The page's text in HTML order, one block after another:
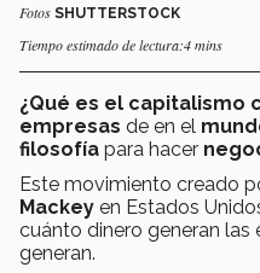
Fotos SHUTTERSTOCK
Tiempo estimado de lectura:4 mins
¿Qué es el capitalismo
empresas de en el
filosofía para hacer
Este movimiento creado
Mackey en Estados
cuánto dinero generan las
generan.